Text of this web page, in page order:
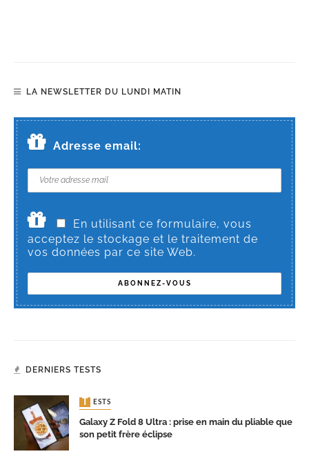
LA NEWSLETTER DU LUNDI MATIN
Adresse email:
En utilisant ce formulaire, vous
acceptez le stockage et le traitement de
vos données par ce site Web.
DERNIERS TESTS
TESTS
Galaxy Z Fold 8 Ultra : prise en main du pliable que
son petit frère éclipse